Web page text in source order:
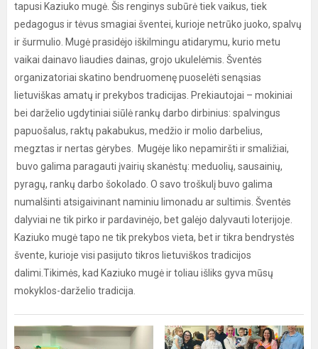
tapusi Kaziuko mugė. Šis renginys subūrė tiek vaikus, tiek
pedagogus ir tėvus smagiai šventei, kurioje netrūko juoko, spalvų
ir šurmulio. Mugė prasidėjo iškilmingu atidarymu, kurio metu
vaikai dainavo liaudies dainas, grojo ukulelėmis. Šventės
organizatoriai skatino bendruomenę puoselėti senąsias
lietuviškas amatų ir prekybos tradicijas. Prekiautojai – mokiniai
bei darželio ugdytiniai siūlė rankų darbo dirbinius: spalvingus
papuošalus, raktų pakabukus, medžio ir molio darbelius,
megztas ir nertas gėrybes. Mugėje liko nepamiršti ir smaližiai,
buvo galima paragauti įvairių skanėstų: meduolių, sausainių,
pyragų, rankų darbo šokolado. O savo troškulį buvo galima
numalšinti atsigaivinant naminiu limonadu ar sultimis. Šventės
dalyviai ne tik pirko ir pardavinėjo, bet galėjo dalyvauti loterijoje.
Kaziuko mugė tapo ne tik prekybos vieta, bet ir tikra bendrystės
švente, kurioje visi pasijuto tikros lietuviškos tradicijos
dalimi.Tikimės, kad Kaziuko mugė ir toliau išliks gyva mūsų
mokyklos-darželio tradicija.